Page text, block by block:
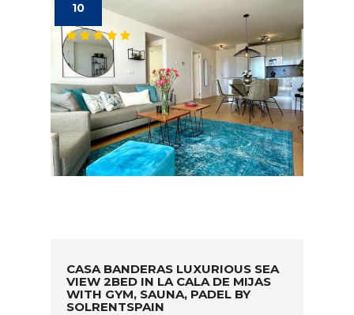
10
CASA BANDERAS LUXURIOUS SEA
VIEW 2BED IN LA CALA DE MIJAS
WITH GYM, SAUNA, PADEL BY
SOLRENTSPAIN